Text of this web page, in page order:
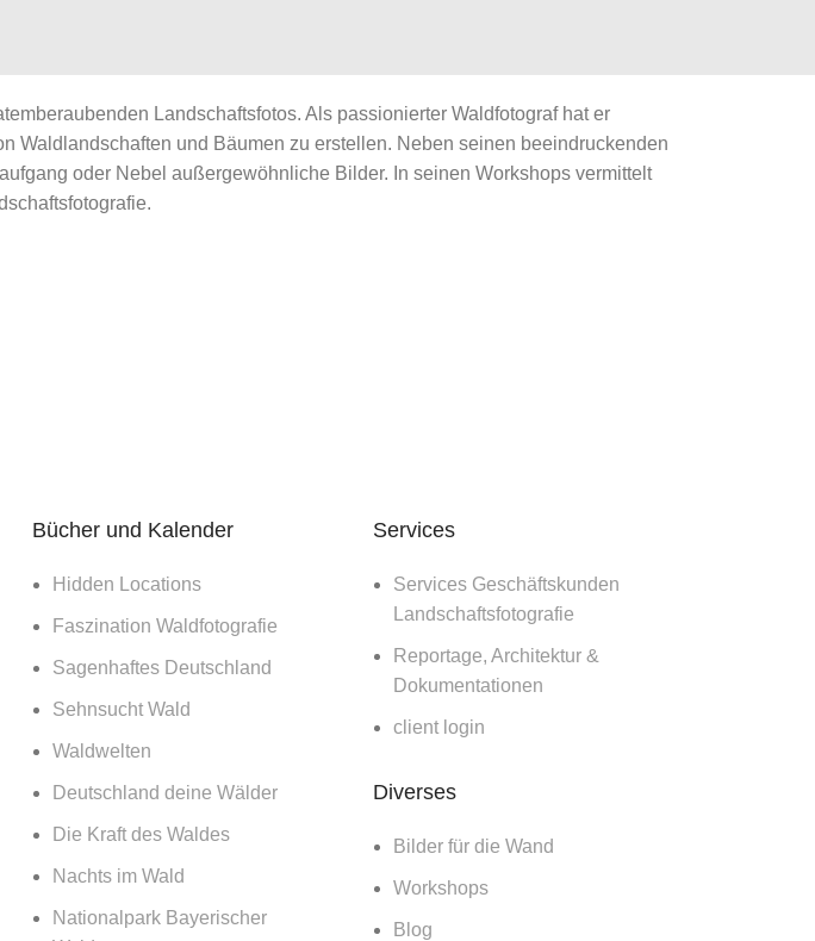
Landschaftsfotos. Als passionierter Waldfotograf hat er
Waldlandschaften und Bäumen zu erstellen. Neben seinen beeindruckenden
oder Nebel außergewöhnliche Bilder. In seinen Workshops vermittelt
Bücher und Kalender
Hidden Locations
Faszination Waldfotografie
Sagenhaftes Deutschland
Sehnsucht Wald
Waldwelten
Deutschland deine Wälder
Die Kraft des Waldes
Nachts im Wald
Nationalpark Bayerischer
Services
Services Geschäftskunden
Landschaftsfotografie
Reportage, Architektur &
Dokumentationen
client login
Diverses
Bilder für die Wand
Workshops
Blog